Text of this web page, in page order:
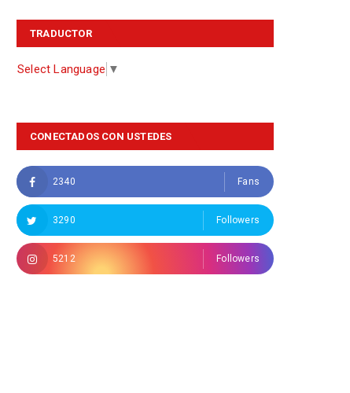
TRADUCTOR
Select Language ▼
CONECTADOS CON USTEDES
2340 Fans
3290 Followers
5212 Followers